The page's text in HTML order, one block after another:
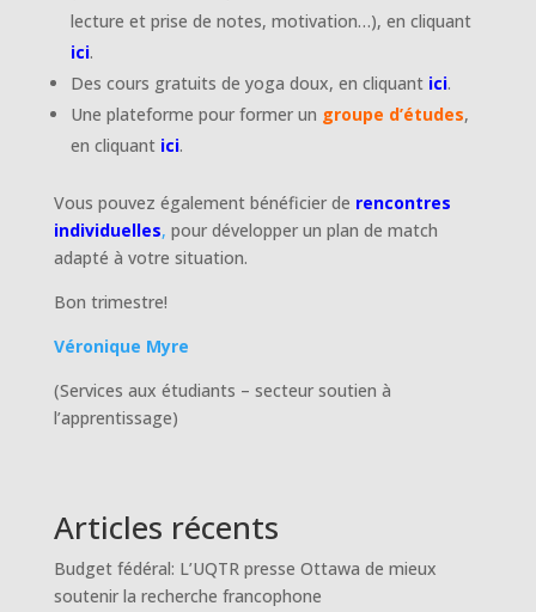
lecture et prise de notes, motivation…), en cliquant
ici.
Des cours gratuits de yoga doux, en cliquant ici.
Une plateforme pour former un groupe d’études,
en cliquant ici.
Vous pouvez également bénéficier de rencontres
individuelles, pour développer un plan de match
adapté à votre situation.
Bon trimestre!
Véronique Myre
(Services aux étudiants – secteur soutien à
l’apprentissage)
Articles récents
Budget fédéral: L’UQTR presse Ottawa de mieux
soutenir la recherche francophone